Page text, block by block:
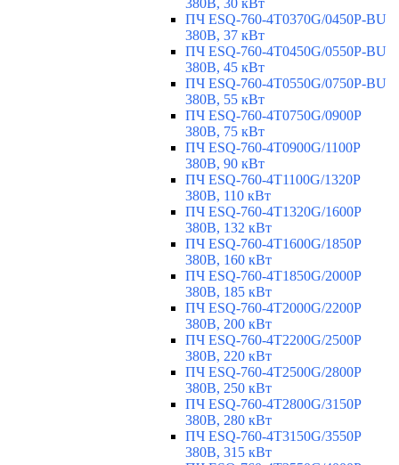
380В, 30 кВт
ПЧ ESQ-760-4T0370G/0450P-BU
380В, 37 кВт
ПЧ ESQ-760-4T0450G/0550P-BU
380В, 45 кВт
ПЧ ESQ-760-4T0550G/0750P-BU
380В, 55 кВт
ПЧ ESQ-760-4T0750G/0900P
380В, 75 кВт
ПЧ ESQ-760-4T0900G/1100P
380В, 90 кВт
ПЧ ESQ-760-4T1100G/1320P
380В, 110 кВт
ПЧ ESQ-760-4T1320G/1600P
380В, 132 кВт
ПЧ ESQ-760-4T1600G/1850P
380В, 160 кВт
ПЧ ESQ-760-4T1850G/2000P
380В, 185 кВт
ПЧ ESQ-760-4T2000G/2200P
380В, 200 кВт
ПЧ ESQ-760-4T2200G/2500P
380В, 220 кВт
ПЧ ESQ-760-4T2500G/2800P
380В, 250 кВт
ПЧ ESQ-760-4T2800G/3150P
380В, 280 кВт
ПЧ ESQ-760-4T3150G/3550P
380В, 315 кВт